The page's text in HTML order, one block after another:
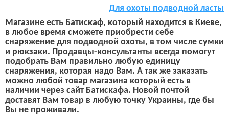
Для охоты подводной ласты
Магазине есть Батискаф, который находится в Киеве,
в любое время сможете приобрести себе
снаряжение для подводной охоты, в том числе сумки
и рюкзаки. Продавцы-консультанты всегда помогут
подобрать Вам правильно любую единицу
снаряжения, которая надо Вам. А так же заказать
можно любой товар магазина который есть в
наличии через сайт Батискафа. Новой почтой
доставят Вам товар в любую точку Украины, где бы
Вы не проживали.